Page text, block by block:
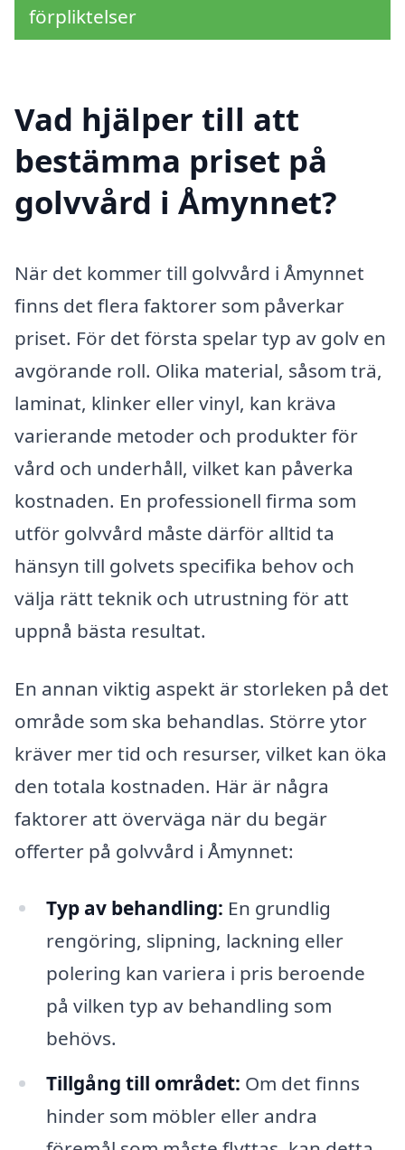
förpliktelser
Vad hjälper till att
bestämma priset på
golvvård i Åmynnet?
När det kommer till golvvård i Åmynnet
finns det flera faktorer som påverkar
priset. För det första spelar typ av golv en
avgörande roll. Olika material, såsom trä,
laminat, klinker eller vinyl, kan kräva
varierande metoder och produkter för
vård och underhåll, vilket kan påverka
kostnaden. En professionell firma som
utför golvvård måste därför alltid ta
hänsyn till golvets specifika behov och
välja rätt teknik och utrustning för att
uppnå bästa resultat.
En annan viktig aspekt är storleken på det
område som ska behandlas. Större ytor
kräver mer tid och resurser, vilket kan öka
den totala kostnaden. Här är några
faktorer att överväga när du begär
offerter på golvvård i Åmynnet:
Typ av behandling: En grundlig
rengöring, slipning, lackning eller
polering kan variera i pris beroende
på vilken typ av behandling som
behövs.
Tillgång till området: Om det finns
hinder som möbler eller andra